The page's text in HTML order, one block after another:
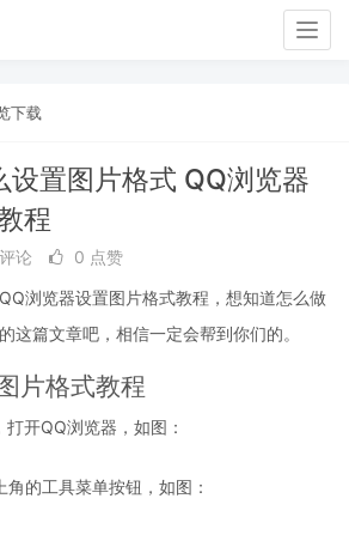
下载
设置图片格式 QQ浏览器
程
论
0 点赞
浏览器设置图片格式教程，想知道怎么做
这篇文章吧，相信一定会帮到你们的。
片格式教程
开QQ浏览器，如图：
的工具菜单按钮，如图：